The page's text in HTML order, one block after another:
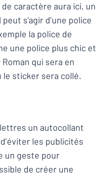
caractère aura ici, un
s’agir d’une police
la police de
une police plus chic et
qui sera en
le sticker sera collé.
un autocollant
les publicités
un geste pour
de créer une